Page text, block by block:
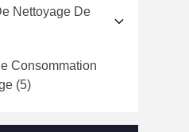
Nettoyage De
Consommation
(5)